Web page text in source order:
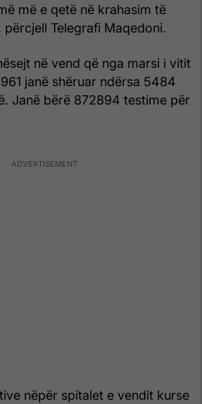
më e qetë në krahasim të
përcjell Telegrafi Maqedoni.
në vend që nga marsi i vitit
janë shëruar ndërsa 5484
Janë bërë 872894 testime për
nëpër spitalet e vendit kurse